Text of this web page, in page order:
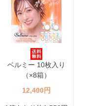
ベルミー 10枚入り
（×8箱）
12,400円